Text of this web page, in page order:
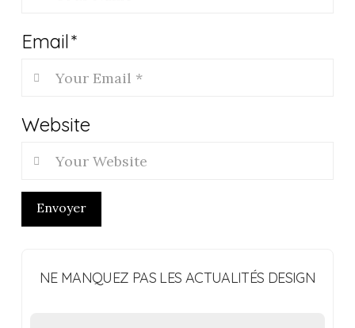
Email*
Website
Envoyer
NE MANQUEZ PAS LES ACTUALITÉS DESIGN